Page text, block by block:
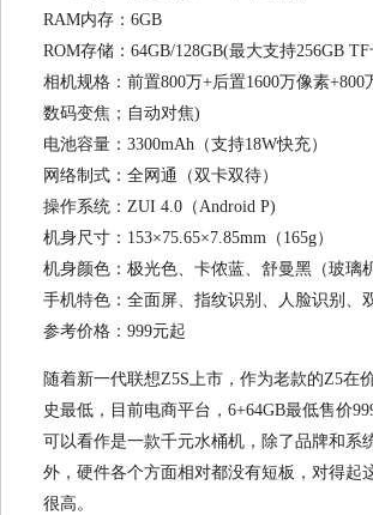
RAM内存：6GB
ROM存储：64GB/128GB(最大支持256GB
相机规格：前置800万+后置1600万像素+800
数码变焦；自动对焦)
电池容量：3300mAh（支持18W快充）
网络制式：全网通（双卡双待）
操作系统：ZUI 4.0（Android P)
机身尺寸：153×75.65×7.85mm（165g）
机身颜色：极光色、卡侬蓝、舒曼黑（玻璃
手机特色：全面屏、指纹识别、人脸识别、
参考价格：999元起
随着新一代联想Z5S上市，作为老款的Z5在
史最低，目前电商平台，6+64GB最低售价
可以看作是一款千元水桶机，除了品牌和系
外，硬件各个方面相对都没有短板，对得起
很高。